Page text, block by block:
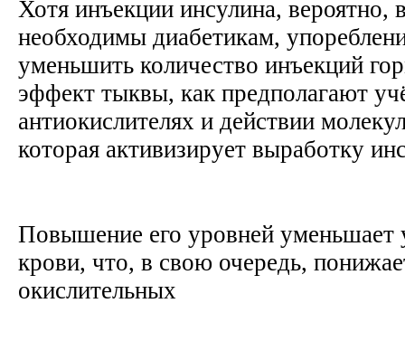
Хотя инъекции инсулина, вероятно,
необходимы диабетикам,
уменьшить количество инъекций
эффект тыквы, как предполагают
антиокислителях и действии
которая активизирует выработку
Повышение его уровней уменьшает
крови, что, в свою очередь,
окислительных